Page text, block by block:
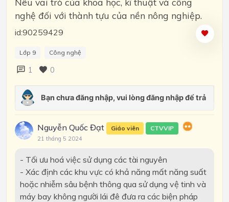
nghệ đối với thành tựu của nền nông nghiệp.
id:90259429
Lớp 9 Công nghệ
1 0
Nguyễn Quốc Đạt Giáo viên CTVVIP
21 tháng 5 2024
- Tối ưu hoá việc sử dụng các tài nguyên
- Xác định các khu vực có khả năng mất năng suất
hoặc nhiễm sâu bệnh thông qua sử dụng vệ tinh và
máy bay không người lái đê đưa ra các biện pháp